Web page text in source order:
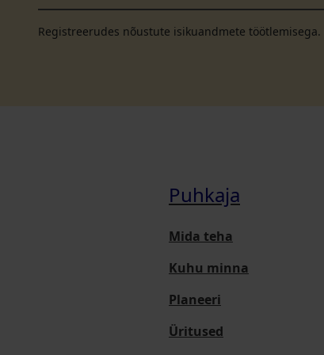
Registreerudes nõustute isikuandmete töötlemisega.
Puhkaja
Mida teha
Kuhu minna
Planeeri
Üritused